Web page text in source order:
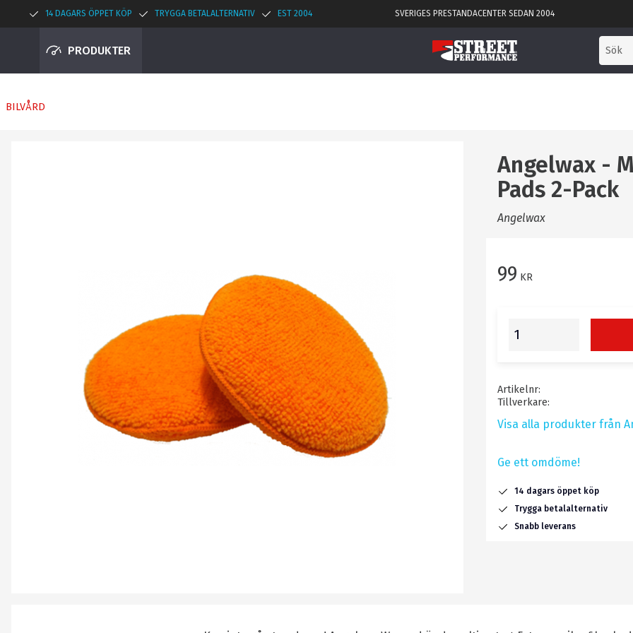
14 DAGARS ÖPPET KÖP TRYGGA BETALALTERNATIV EST 2004 SVERIGES PRESTANDACENTER SEDAN 2004
PRODUKTER
BILVÅRD
Angelwax -
Pads 2-Pack
Angelwax
99 KR
Artikelnr
Tillverkare
Visa alla produkter från
Ge ett omdöme!
14 dagars öppet köp
Trygga betalalternativ
Snabb leverans